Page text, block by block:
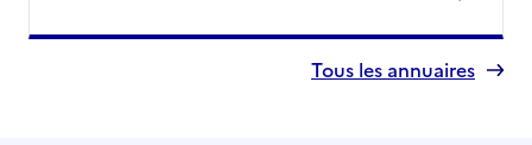
Tous les annuaires